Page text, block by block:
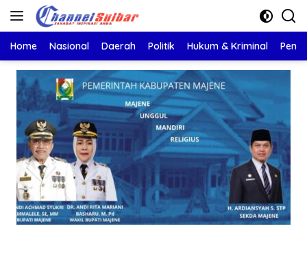
Langsung
Home Nasional Daerah Politik Hukum & Kriminal